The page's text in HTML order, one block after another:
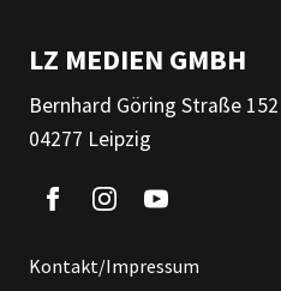
LZ MEDIEN GMBH
Bernhard Göring Straße 152
04277 Leipzig
Kontakt/Impressum